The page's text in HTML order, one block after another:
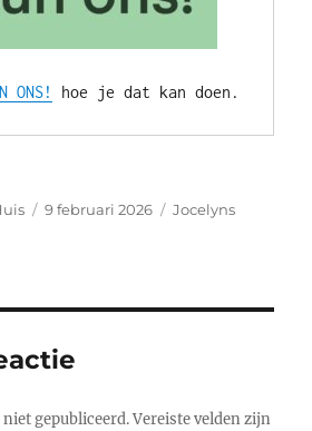
ONS! hoe je dat kan doen.
Geplaatst
9 februari 2026 Categorieën
Jocelyns
gepubliceerd. Vereiste velden zijn